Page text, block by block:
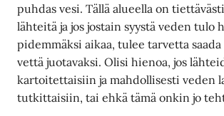
puhdas vesi. Tällä alueella on
lähteitä ja jos jostain syystä veden tulo
pidemmäksi aikaa, tulee tarvetta
vettä juotavaksi. Olisi hienoa, jos
kartoitettaisiin ja mahdollisesti veden
tutkittaisiin, tai ehkä tämä onkin jo